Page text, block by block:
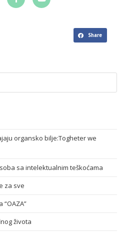
Share
organsko bilje:Togheter we
sa intelektualnim teškoćama
za sve
života